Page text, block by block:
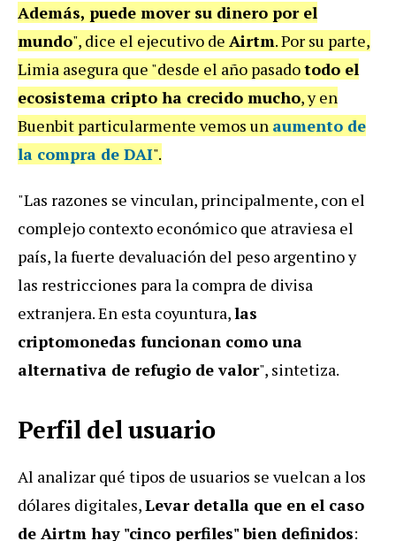
Además, puede mover su dinero por el
mundo", dice el ejecutivo de Airtm. Por su parte,
Limia asegura que "desde el año pasadotodo el
ecosistema cripto ha crecido mucho, y en
Buenbit particularmente vemos un aumento de
la compra de DAI".
"Las razones se vinculan, principalmente, con el
complejo contexto económico que atraviesa el
país, la fuerte devaluación del peso argentino y
las restricciones para la compra de divisa
extranjera. En esta coyuntura,las
criptomonedas funcionan como una
alternativa de refugio de valor", sintetiza.
Perfil del usuario
Al analizar qué tipos de usuarios se vuelcan a los
dólares digitales,Levar detalla que en el caso
de Airtm hay "cinco perfiles" bien definidos: